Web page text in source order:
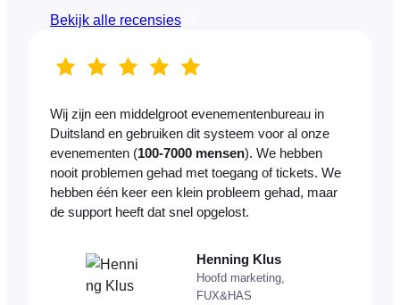
Bekijk alle recensies
Wij zijn een middelgroot evenementenbureau in
Duitsland en gebruiken dit systeem voor al onze
evenementen (100-7000 mensen). We hebben
nooit problemen gehad met toegang of tickets. We
hebben één keer een klein probleem gehad, maar
de support heeft dat snel opgelost.
Henning Klus
Hoofd marketing,
FUX&HAS